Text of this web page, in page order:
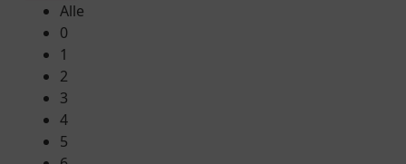
Alle
0
1
2
3
4
5